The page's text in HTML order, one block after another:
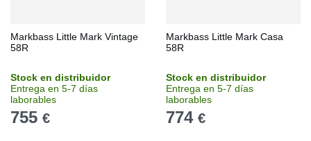
Markbass Little Mark Vintage
58R
Stock en distribuidor
Entrega en 5-7 días
laborables
755 €
Markbass Little Mark Casa
58R
Stock en distribuidor
Entrega en 5-7 días
laborables
774 €